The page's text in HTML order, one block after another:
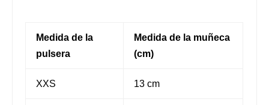
Medida de la
pulsera
Medida de la muñeca
(cm)
XXS 13 cm